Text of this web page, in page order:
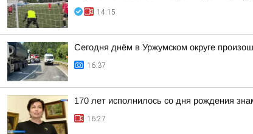
14:15
Сегодня днём в Уржумском округе
16:37
170 лет исполнилось со дня рождения
16:27